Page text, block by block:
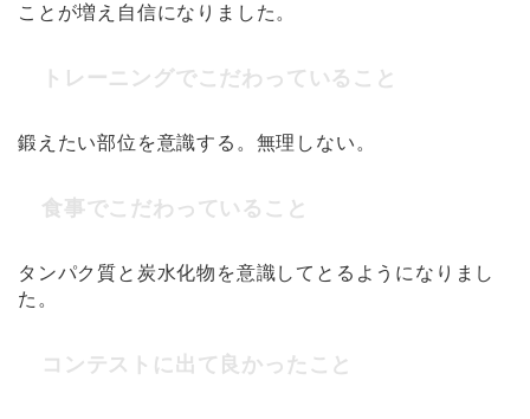
ことが増え自信になりました。
トレーニングでこだわっていること
鍛えたい部位を意識する。無理しない。
食事でこだわっていること
タンパク質と炭水化物を意識してとるようになりまし
た。
コンテストに出て良かったこと